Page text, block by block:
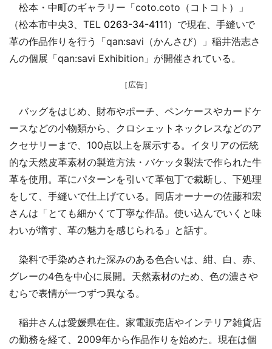
松本・中町のギャラリー「coto.coto（コトコト）」
（松本市中央3、TEL 0263-34-4111）で現在、手縫いで
革の作品作りを行う「qan:savi（かんさび）」稲井浩志さ
んの個展「qan:savi Exhibition」が開催されている。
［広告］
バッグをはじめ、財布やポーチ、ペンケースやカードケ
ースなどの小物類から、クロシェットネックレスなどのア
クセサリーまで、100点以上を展示する。イタリアの伝統
的な天然皮革素材の製造方法・バケッタ製法で作られた牛
革を使用。革にパターンを引いて革包丁で裁断し、下処理
をして、手縫いで仕上げている。同店オーナーの佐藤和宏
さんは「とても細かくて丁寧な作品。使い込んでいくと味
わいが増す、革の魅力を感じられる」と話す。
染料で手染めされた深みのある色合いは、紺、白、赤、
グレーの4色を中心に展開。天然素材のため、色の濃さや
むらで表情が一つずつ異なる。
稲井さんは愛媛県在住。家電販売店やインテリア雑貨店
の勤務を経て、2009年から作品作りを始めた。現在は個